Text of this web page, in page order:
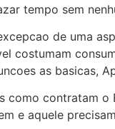
tempo sem
de uma
costumam
as basicas,
contratam
e aquele